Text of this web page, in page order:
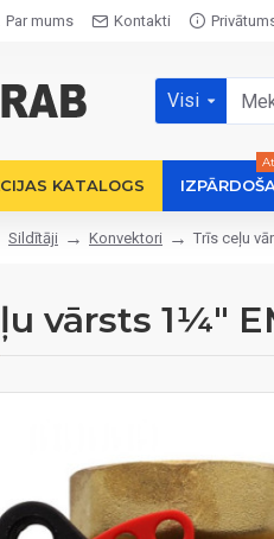
Par mums Kontakti
Visi
KATALOGS
Sildītāji Konvektori Trīs ceļu
vārsts 1¼"